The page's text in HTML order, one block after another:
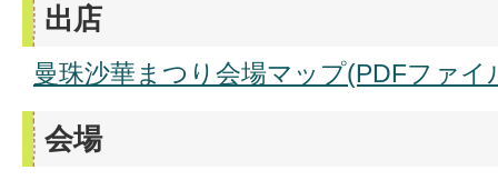
出店
曼珠沙華まつり会場マップ(PDFファイ
会場